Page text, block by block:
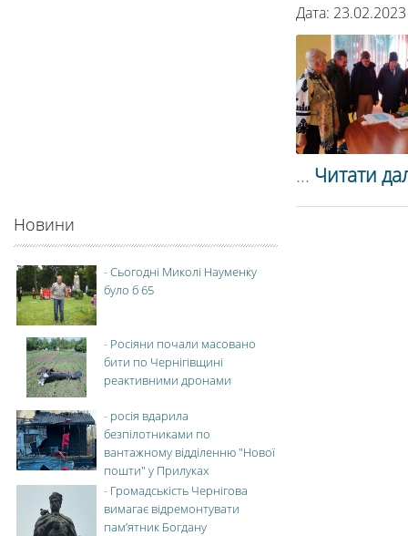
Дата:
... Читати
Новини
-Сьогодні Миколі Науменку
було б 65
- Росіяни почали масовано
бити по Чернігівщині
реактивними дронами
- росія вдарила
безпілотниками по
вантажному відділенню "Нової
пошти" у Прилуках
- Громадськість Чернігова
вимагає відремонтувати
пам’ятник Богдану